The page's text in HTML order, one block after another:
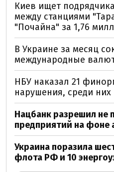
Киев ищет
между станциями
"Почайна" за 1,76
В Украине за месяц
международные
НБУ наказал 21
нарушения, среди
Нацбанк разрешил не
предприятий на фоне
Украина поразила
флота РФ и 10